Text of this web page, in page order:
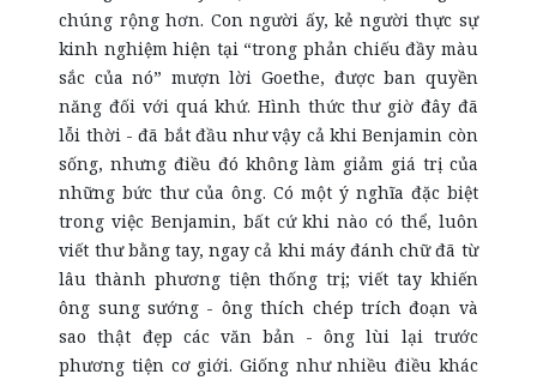
chúng rộng hơn. Con người ấy, kẻ người thực sự
kinh nghiệm hiện tại “trong phản chiếu đầy màu
sắc của nó” mượn lời Goethe, được ban quyền
năng đối với quá khứ. Hình thức thư giờ đây đã
lỗi thời - đã bắt đầu như vậy cả khi Benjamin còn
sống, nhưng điều đó không làm giảm giá trị của
những bức thư của ông. Có một ý nghĩa đặc biệt
trong việc Benjamin, bất cứ khi nào có thể, luôn
viết thư bằng tay, ngay cả khi máy đánh chữ đã từ
lâu thành phương tiện thống trị; viết tay khiến
ông sung sướng - ông thích chép trích đoạn và
sao thật đẹp các văn bản - ông lùi lại trước
phương tiện cơ giới. Giống như nhiều điều khác